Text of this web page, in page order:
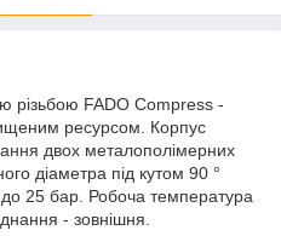
різьбою FADO Compress -
ресурсом. Корпус
двох металополімерних
діаметра під кутом 90 °
25 бар. Робоча температура
- зовнішня.